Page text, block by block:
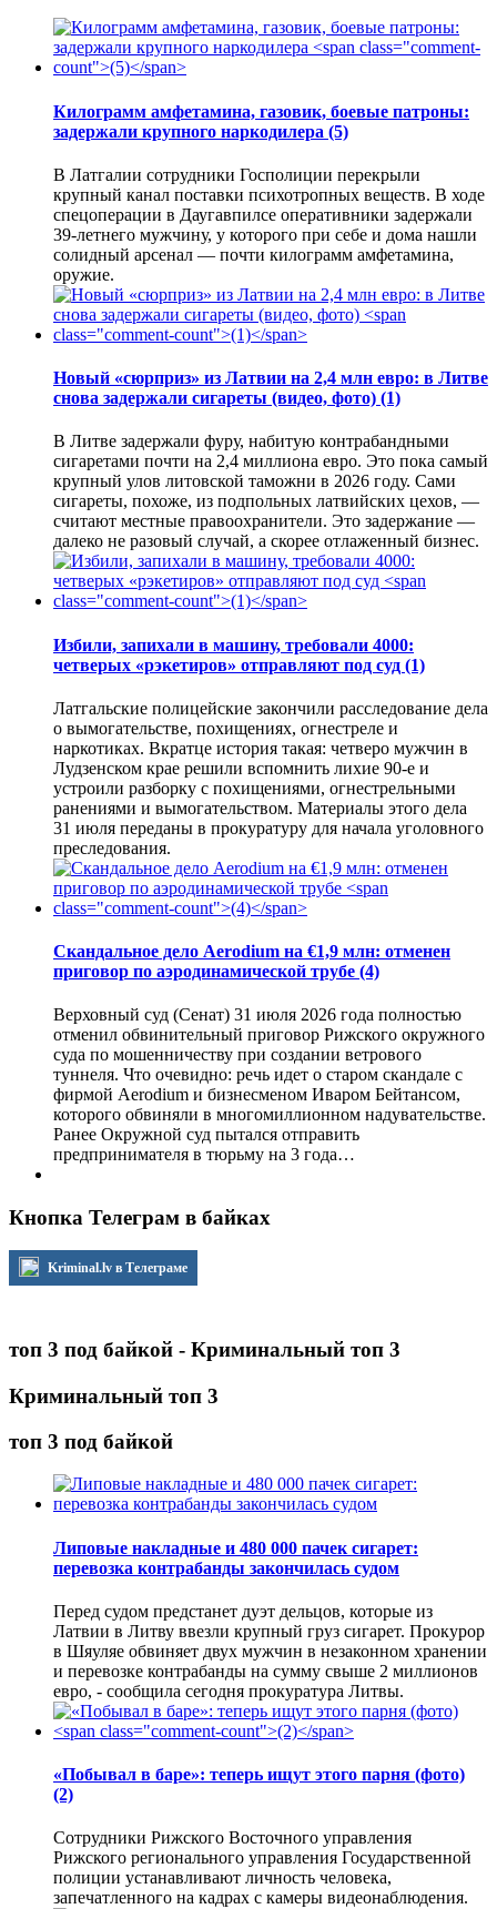
Килограмм амфетамина, газовик, боевые патроны:
задержали крупного наркодилера (5)
В Латгалии сотрудники Госполиции перекрыли
крупный канал поставки психотропных веществ. В ходе
спецоперации в Даугавпилсе оперативники задержали
39-летнего мужчину, у которого при себе и дома нашли
солидный арсенал — почти килограмм амфетамина,
оружие.
Новый «сюрприз» из Латвии на 2,4 млн евро: в Литве
снова задержали сигареты (видео, фото) (1)
В Литве задержали фуру, набитую контрабандными
сигаретами почти на 2,4 миллиона евро. Это пока самый
крупный улов литовской таможни в 2026 году. Сами
сигареты, похоже, из подпольных латвийских цехов, —
считают местные правоохранители. Это задержание —
далеко не разовый случай, а скорее отлаженный бизнес.
Избили, запихали в машину, требовали 4000:
четверых «рэкетиров» отправляют под суд (1)
Латгальские полицейские закончили расследование дела
о вымогательстве, похищениях, огнестреле и
наркотиках. Вкратце история такая: четверо мужчин в
Лудзенском крае решили вспомнить лихие 90-е и
устроили разборку с похищениями, огнестрельными
ранениями и вымогательством. Материалы этого дела
31 июля переданы в прокуратуру для начала уголовного
преследования.
Скандальное дело Aerodium на €1,9 млн: отменен
приговор по аэродинамической трубе (4)
Верховный суд (Сенат) 31 июля 2026 года полностью
отменил обвинительный приговор Рижского окружного
суда по мошенничеству при создании ветрового
туннеля. Что очевидно: речь идет о старом скандале с
фирмой Aerodium и бизнесменом Иваром Бейтансом,
которого обвиняли в многомиллионном надувательстве.
Ранее Окружной суд пытался отправить
предпринимателя в тюрьму на 3 года…
Кнопка Телеграм в байках
Kriminal.lv в Телеграме
топ 3 под байкой - Криминальный топ 3
Криминальный топ 3
топ 3 под байкой
Липовые накладные и 480 000 пачек сигарет:
перевозка контрабанды закончилась судом
Перед судом предстанет дуэт дельцов, которые из
Латвии в Литву ввезли крупный груз сигарет. Прокурор
в Шяуляе обвиняет двух мужчин в незаконном хранении
и перевозке контрабанды на сумму свыше 2 миллионов
евро, - сообщила сегодня прокуратура Литвы.
«Побывал в баре»: теперь ищут этого парня (фото)
(2)
Сотрудники Рижского Восточного управления
Рижского регионального управления Государственной
полиции устанавливают личность человека,
запечатленного на кадрах с камеры видеонаблюдения.